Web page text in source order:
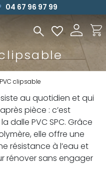
04 67 96 97 99
clipsable
au quotidien et qui
pièce : c’est
dalle PVC SPC. Grâce
elle offre une
résistance à l’eau et
rénover sans engager